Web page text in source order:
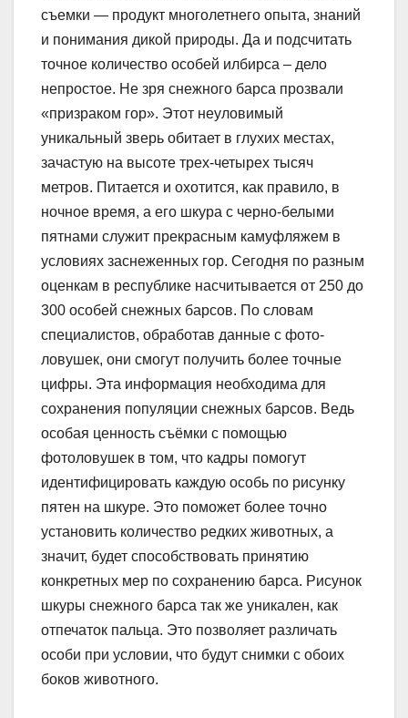
съемки — продукт многолетнего опыта, знаний
и понимания дикой природы. Да и подсчитать
точное количество особей илбирса – дело
непростое. Не зря снежного барса прозвали
«призраком гор». Этот неуловимый
уникальный зверь обитает в глухих местах,
зачастую на высоте трех-четырех тысяч
метров. Питается и охотится, как правило, в
ночное время, а его шкура с черно-белыми
пятнами служит прекрасным камуфляжем в
условиях заснеженных гор. Сегодня по разным
оценкам в республике насчитывается от 250 до
300 особей снежных барсов. По словам
специалистов, обработав данные с фото-
ловушек, они смогут получить более точные
цифры. Эта информация необходима для
сохранения популяции снежных барсов. Ведь
особая ценность съёмки с помощью
фотоловушек в том, что кадры помогут
идентифицировать каждую особь по рисунку
пятен на шкуре. Это поможет более точно
установить количество редких животных, а
значит, будет способствовать принятию
конкретных мер по сохранению барса. Рисунок
шкуры снежного барса так же уникален, как
отпечаток пальца. Это позволяет различать
особи при условии, что будут снимки с обоих
боков животного.